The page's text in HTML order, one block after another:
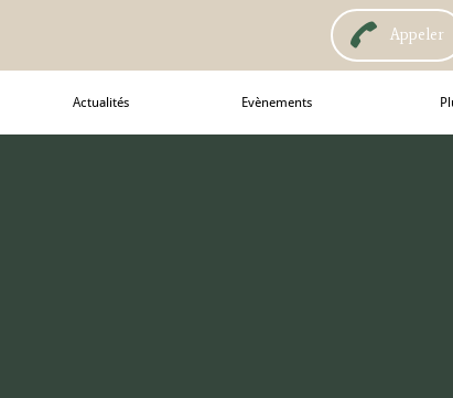
Appeler
Actualités Evènements